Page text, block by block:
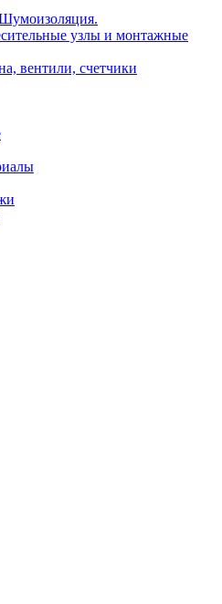
узлы и монтажные
вентили, счетчики